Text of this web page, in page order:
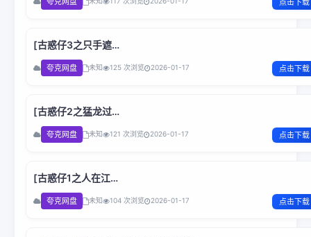
DL.H264.AC3.国粤双语.BOBO
点击下载
[古惑仔3之只手遮
天
国粤双语.BOBO
夸克网盘 未知 125 次浏览 2026-01-17 点击下载
[古惑仔2之猛龙过
江]Young.and.Dangerous.II.1996.1080p.Netflix.WEB-
DL.H264.AC3.国粤双语.BOBO
夸克网盘 未知 121 次浏览 2026-01-17 点击下载
[古惑仔1之人在江
湖]Young.and.Dangerous.I.1996.1080p.H264.AC3.国粤双
语.BOBO
夸克网盘 未知 104 次浏览 2026-01-17 点击下载